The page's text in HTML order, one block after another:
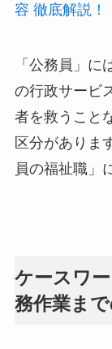
容 徹底解説！
「公務員」
の行政サービ
者を救うこと
区分がありま
員の福祉職」
ケースワ
務作業まで